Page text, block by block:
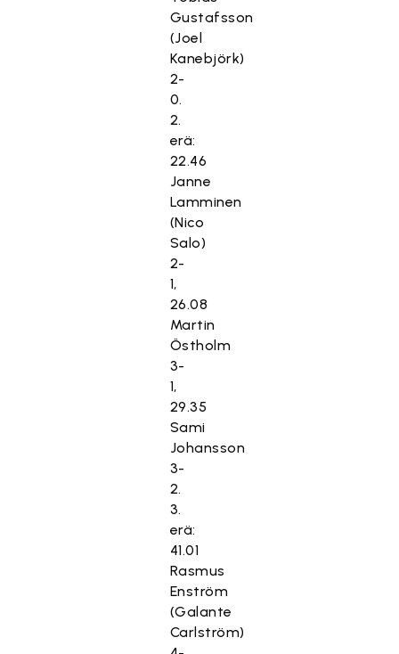
Gustafsson
(Joel
Kanebjörk)
2-
0.
2.
erä:
22.46
Janne
Lamminen
(Nico
Salo)
2-
1,
26.08
Martin
Östholm
3-
1,
29.35
Sami
Johansson
3-
2.
3.
erä:
41.01
Rasmus
Enström
(Galante
Carlström)